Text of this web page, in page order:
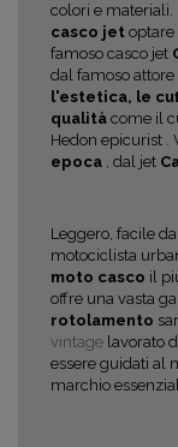
colori e materiali.
casco jet optare
famoso casco jet
dal famoso
l'estetica, le
qualità come il
Hedon epicurist .
epoca , dal jet
Leggero, facile
motociclista
moto casco il
offre una vasta
rotolamento
vintage lavorato
essere guidati al
marchio